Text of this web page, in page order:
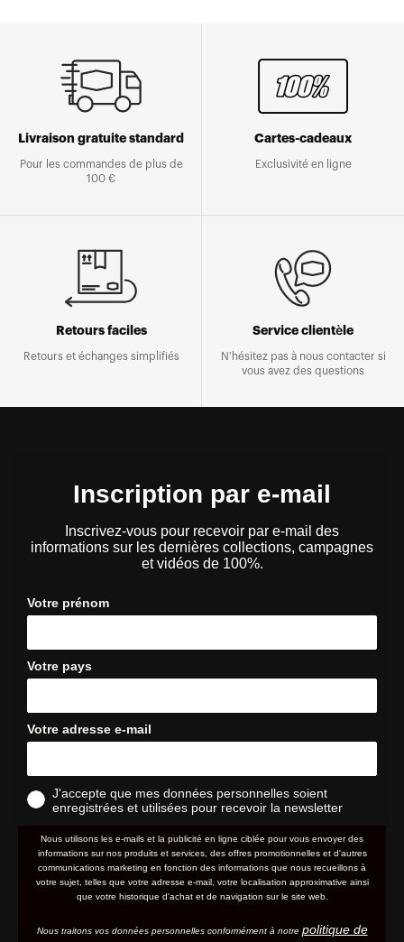
Livraison gratuite standard
Pour les commandes de plus de
100 €
Cartes-cadeaux
Exclusivité en ligne
Retours faciles
Retours et échanges simplifiés
Service clientèle
N'hésitez pas à nous contacter si
vous avez des questions
Inscription par e-mail
Inscrivez-vous pour recevoir par e-mail des
informations sur les dernières collections, campagnes
et vidéos de 100%.
Votre prénom
Votre pays
Votre adresse e-mail
J'accepte que mes données personnelles soient
enregistrées et utilisées pour recevoir la newsletter
Nous utilisons les e-mails et la publicité en ligne ciblée pour vous envoyer des
informations sur nos produits et services, des offres promotionnelles et d'autres
communications marketing en fonction des informations que nous recueillons à
votre sujet, telles que votre adresse e-mail, votre localisation approximative ainsi
que votre historique d'achat et de navigation sur le site web.
Nous traitons vos données personnelles conformément à notre politique de